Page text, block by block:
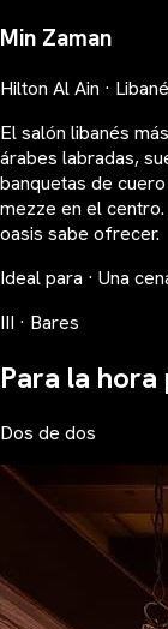
Min Zaman
Hilton Al Ain ·
El salón libanés
árabes labradas,
banquetas de
mezze en el
oasis sabe ofrecer.
Ideal para · Una
III · Bares
Para la
Dos de dos